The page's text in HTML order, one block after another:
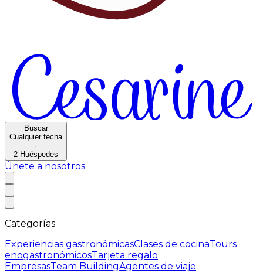
Buscar
Cualquier fecha
·
2 Huéspedes
Únete a nosotros
Categorías
Experiencias gastronómicasClases de cocinaTours
enogastronómicosTarjeta regalo
EmpresasTeam BuildingAgentes de viaje